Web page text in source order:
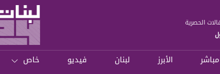
الحصرية
مباشر الأبرز لبنان فيديو خاص